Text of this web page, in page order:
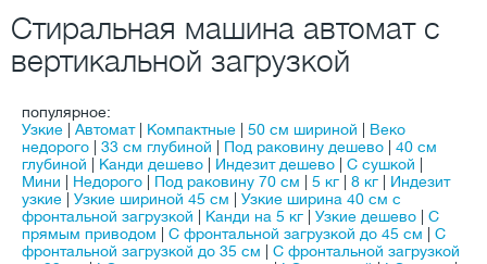
Стиральная машина автомат с
вертикальной загрузкой
популярное:
Узкие
Автомат| Компактные 50 см шириной
Веко
недорого
33 см глубиной Под раковину дешево
40 см
глубиной
Канди дешево Индезит дешево С сушкой
Мини
Недорого Под раковину 70 см 5 кг 8 кг
Индезит
узкие
Узкие шириной 45 см
Узкие ширина 40 см с
фронтальной загрузкой
Канди на 5 кг Узкие дешево
C
прямым приводом
С фронтальной загрузкой до 45 см
С
фронтальной загрузкой до 35 см
С фронтальной загрузкой